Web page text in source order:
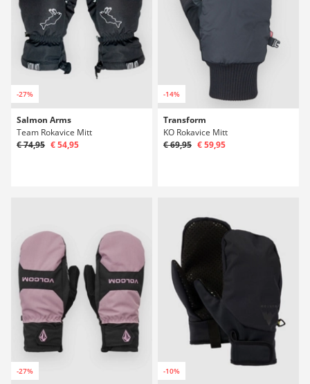
-27%
Salmon Arms
Team Rokavice Mitt
€ 74,95 € 54,95
-14%
Transform
KO Rokavice Mitt
€ 69,95 € 59,95
-27% -10%